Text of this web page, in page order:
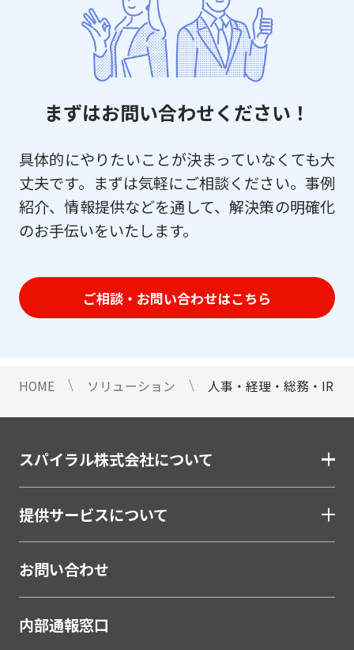
まずはお問い合わせください！
具体的にやりたいことが決まっていなくても大
丈夫です。まずは気軽にご相談ください。事例
紹介、情報提供などを通して、解決策の明確化
のお手伝いをいたします。
ご相談・お問い合わせはこちら
HOME ソリューション 人事・経理・総務・IR
スパイラル株式会社について
提供サービスについて
お問い合わせ
内部通報窓口